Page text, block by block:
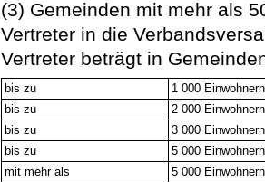
(3) Gemeinden mit mehr als
Vertreter in die
Vertreter beträgt in
bis zu
1 000 Einwohnern
bis zu
2 000 Einwohnern
bis zu
3 000 Einwohnern
bis zu
5 000 Einwohnern
mit mehr als
5 000 Einwohnern